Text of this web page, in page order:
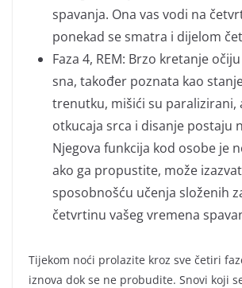
spavanja. Ona vas vodi na
ponekad se smatra i dijelom
Faza 4, REM: Brzo kretanje
sna, također poznata kao
trenutku, mišići su paralizirani,
otkucaja srca i disanje postaju
Njegova funkcija kod osobe je
ako ga propustite, može
sposobnošću učenja složenih
četvrtinu vašeg vremena
Tijekom noći prolazite kroz sve četiri
iznova dok se ne probudite. Snovi koji